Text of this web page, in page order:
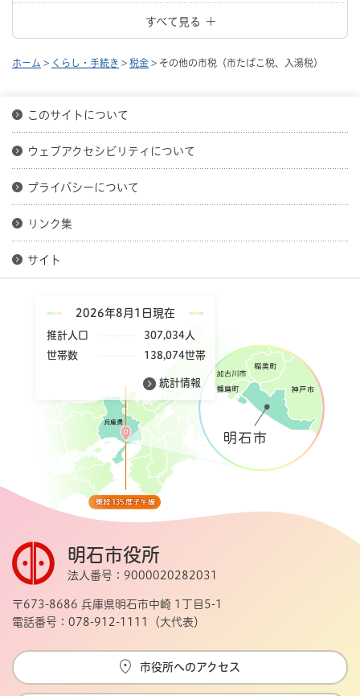
すべて見る
ホーム > くらし・手続き > 税金 > その他の市税（市たばこ税、入湯税）
このサイトについて
ウェブアクセシビリティについて
プライバシーについて
リンク集
サイト
2026年8月1日現在
推計人口
307,034人
世帯数
138,074世帯
統計情報
明石市役所
法人番号：9000020282031
〒673-8686 兵庫県明石市中崎 1丁目5-1
電話番号：078-912-1111（大代表）
市役所へのアクセス